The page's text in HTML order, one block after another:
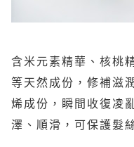
含米元素精華、核桃
等天然成份，修補滋
烯成份，瞬間收復凌
澤、順滑，可保護髮